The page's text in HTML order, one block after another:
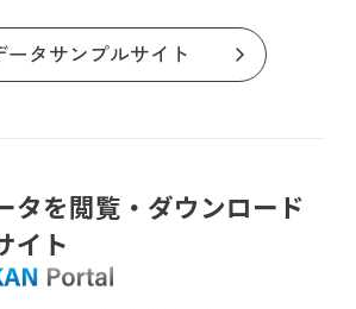
ータサンプルサイト
を閲覧・ダウンロード
イト